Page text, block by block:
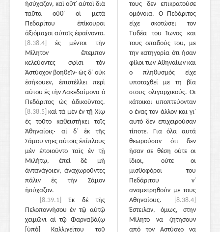
ἡσύχαζον, καὶ οὔτ᾽ αὐτοὶ διὰ
ταῦτα οὔθ᾽ οἱ μετὰ
Πεδαρίτου ἐπίκουροι
ἀξιόμαχοι αὐτοῖς ἐφαίνοντο.
[8.38.4]
ἐς μέντοι τὴν
Μίλητον ἔπεμπον
κελεύοντες σφίσι τὸν
Ἀστύοχον βοηθεῖν· ὡς δ᾽ οὐκ
ἐσήκουεν, ἐπιστέλλει περὶ
αὐτοῦ ἐς τὴν Λακεδαίμονα ὁ
Πεδάριτος ὡς ἀδικοῦντος.
[8.38.5] καὶ τὰ μὲν ἐν τῇ Χίῳ
ἐς τοῦτο καθειστήκει τοῖς
Ἀθηναίοις· αἱ δ᾽ ἐκ τῆς
Σάμου νῆες αὐτοῖς ἐπίπλους
μὲν ἐποιοῦντο ταῖς ἐν τῇ
Μιλήτῳ, ἐπεὶ δὲ μὴ
ἀντανάγοιεν, ἀναχωροῦντες
πάλιν ἐς τὴν Σάμον
ἡσύχαζον.
[8.39.1]
Ἐκ δὲ τῆς
Πελοποννήσου ἐν τῷ αὐτῷ
χειμῶνι αἱ τῷ Φαρναβάζῳ
[ὑπὸ] Καλλιγείτου τοῦ
τους δεν επικρατούσε
ομόνοια. Ο Πεδάριτος
είχε σκοτώσει τον
Τυδέα του Ίωνος και
τους οπαδούς του, με
την κατηγορία ότι ήσαν
φίλοι των Αθηναίων και
ο πληθυσμός είχε
υποταχθεί με τη βία
στους ολιγαρχικούς. Οι
κάτοικοι υποπτεύονταν
ο ένας τον άλλον και γι᾽
αυτό δεν επιχειρούσαν
τίποτε. Για όλα αυτά
θεωρούσαν ότι δεν
ήσαν σε θέση ούτε οι
ίδιοι, ούτε οι
μισθοφόροι του
Πεδάριτου ν᾽
αναμετρηθούν με τους
Αθηναίους.
[8.38.4]
Έστειλαν, όμως, στην
Μίλητο να ζητήσουν
από τον Αστύοχο να